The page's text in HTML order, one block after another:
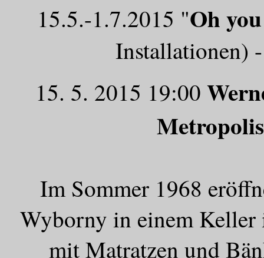
15.5.-1.7.2015 "Oh
Installationen)
15. 5. 2015 19:00
Im Sommer 1968
Wyborny in einem
mit Matratzen und